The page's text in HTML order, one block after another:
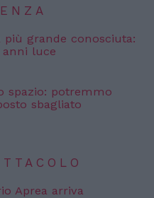
più grande conosciuta:
anni luce
spazio: potremmo
sbagliato
Aprea arriva